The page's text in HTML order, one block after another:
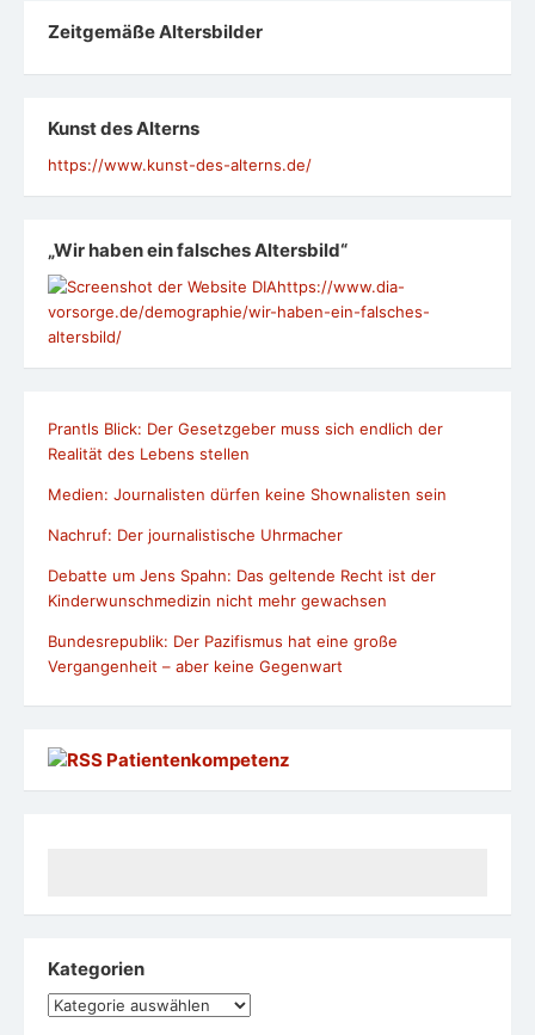
Zeit­ge­mäße Alters­bil­der
Kunst des Alterns
https://www.kunst-des-alterns.de/
„Wir haben ein falsches Altersbild“
https://www.dia-
vorsorge.de/demographie/wir-haben-ein-falsches-
altersbild/
Prantls Blick: Der Gesetzgeber muss sich endlich der
Realität des Lebens stellen
Medien: Journalisten dürfen keine Shownalisten sein
Nachruf: Der journalistische Uhrmacher
Debatte um Jens Spahn: Das geltende Recht ist der
Kinderwunschmedizin nicht mehr gewachsen
Bundesrepublik: Der Pazifismus hat eine große
Vergangenheit – aber keine Gegenwart
Patientenkompetenz
Kategorien
Kategorien